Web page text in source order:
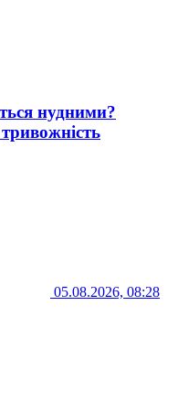
нудними?
05.08.2026, 08:28